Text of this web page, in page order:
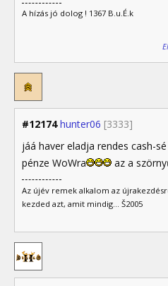
A hízás jó dolog ! 1367 B.u.É.k
#12174 hunter06 [3333]
jáá haver eladja rendes cash-
pénze WoWra
az a
Az újév remek alkalom az
kezded azt, amit mindig... Š2005